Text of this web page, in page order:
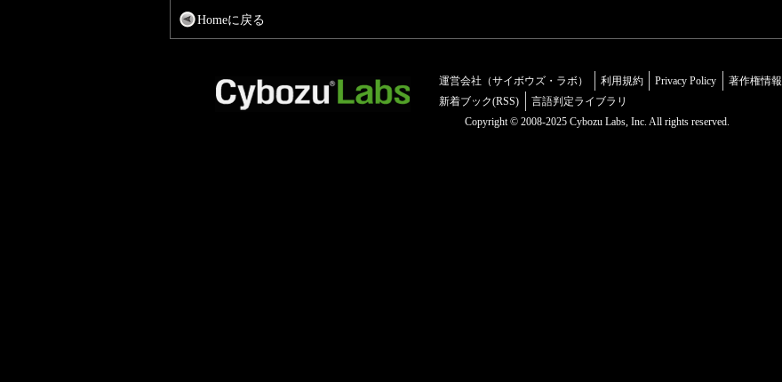
Homeに戻る
運営会社（サイボウズ・ラボ） 利用規約 Privacy Policy 著作権情報
新着ブック(RSS)
言語判定ライブラリ
Copyright © 2008-2025 Cybozu Labs, Inc. All rights reserved.